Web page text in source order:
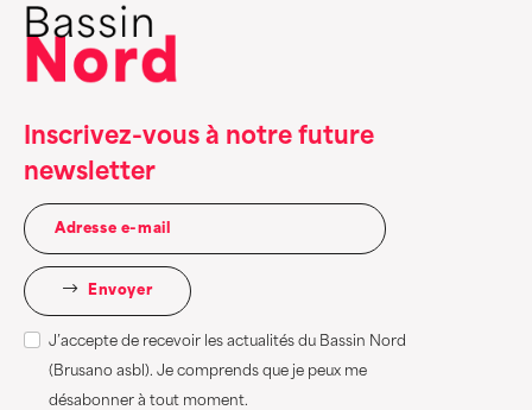
Inscrivez-vous à notre future
newsletter
Envoyer
J’accepte de recevoir les actualités du Bassin Nord
(Brusano asbl). Je comprends que je peux me
désabonner à tout moment.